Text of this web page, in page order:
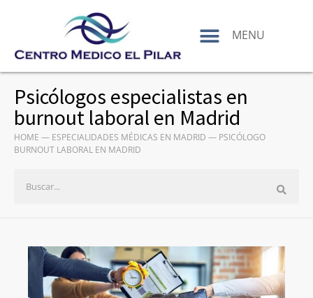
MENU
Psicólogos especialistas en
burnout laboral en Madrid
HOME — ESPECIALIDADES MÉDICAS EN MADRID — PSICÓLOGO
BURNOUT LABORAL EN MADRID